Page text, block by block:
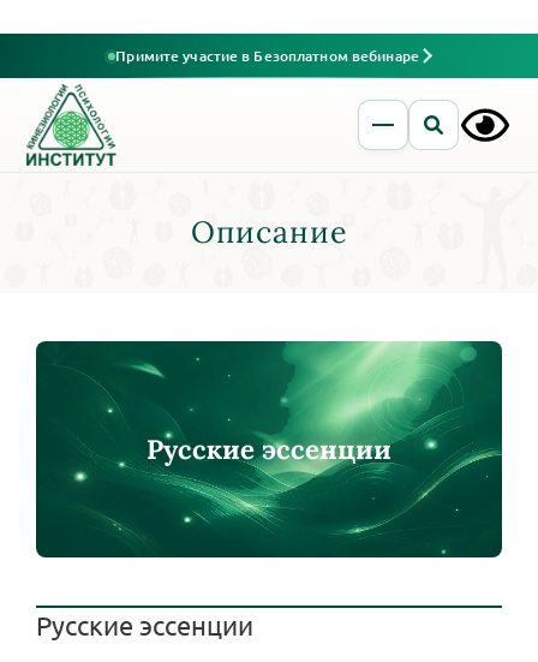
Примите участие в Безоплатном вебинаре
Описание
Русские эссенции
Русские эссенции